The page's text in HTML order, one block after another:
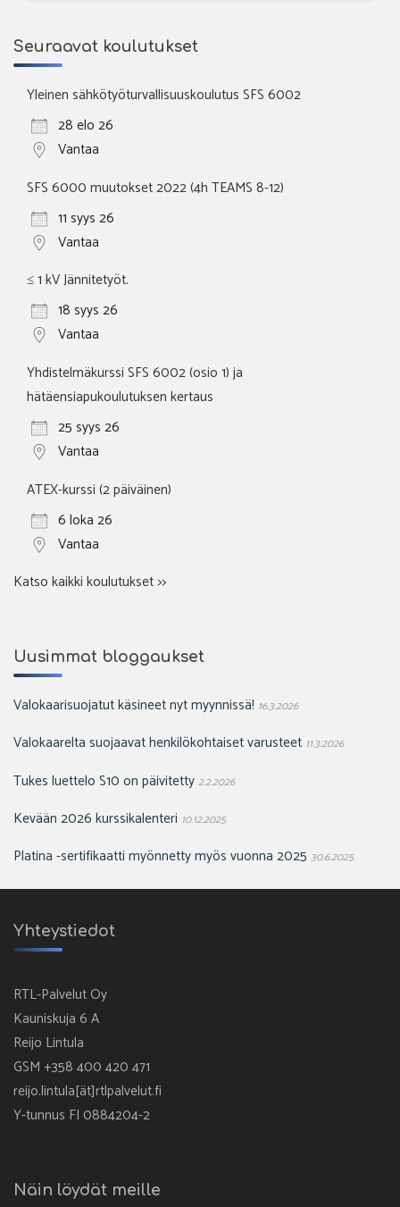
Seuraavat koulutukset
Yleinen sähkötyöturvallisuuskoulutus SFS 6002
28 elo 26
Vantaa
SFS 6000 muutokset 2022 (4h TEAMS 8-12)
11 syys 26
Vantaa
≤ 1 kV Jännitetyöt.
18 syys 26
Vantaa
Yhdistelmäkurssi SFS 6002 (osio 1) ja
hätäensiapukoulutuksen kertaus
25 syys 26
Vantaa
ATEX-kurssi (2 päiväinen)
6 loka 26
Vantaa
Katso kaikki koulutukset >>
Uusimmat bloggaukset
Valokaarisuojatut käsineet nyt myynnissä! 16.3.2026
Valokaarelta suojaavat henkilökohtaiset varusteet 11.3.2026
Tukes luettelo S10 on päivitetty 2.2.2026
Kevään 2026 kurssikalenteri 10.12.2025
Platina -sertifikaatti myönnetty myös vuonna 2025 30.6.2025
Yhteystiedot
RTL-Palvelut Oy
Kauniskuja 6 A
Reijo Lintula
GSM +358 400 420 471
reijo.lintula[ät]rtlpalvelut.fi
Y-tunnus FI 0884204-2
Näin löydät meille